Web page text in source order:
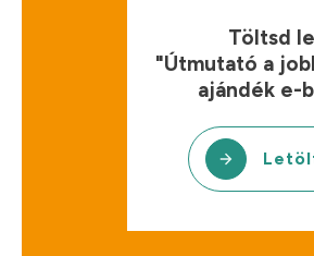
Töltsd
"Útmutató a
ajándék e-